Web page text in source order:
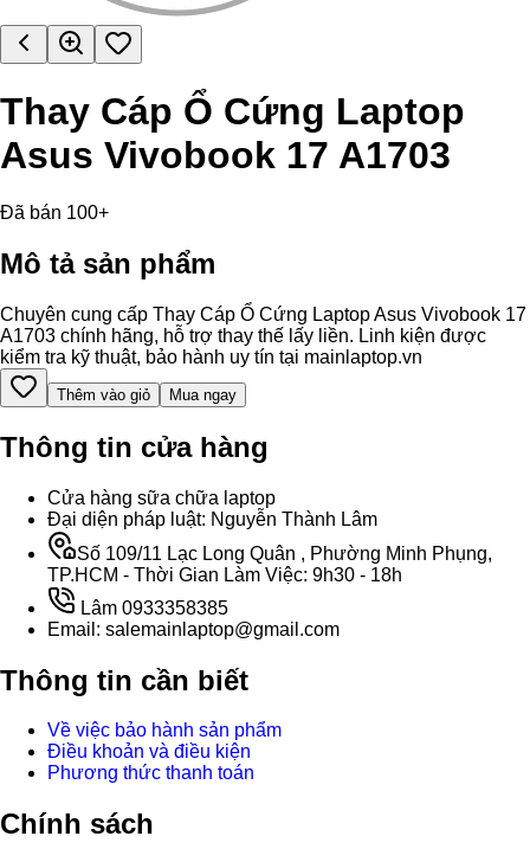
Thay Cáp Ổ Cứng Laptop
Asus Vivobook 17 A1703
Đã bán 100+
Mô tả sản phẩm
Chuyên cung cấp Thay Cáp Ổ Cứng Laptop Asus Vivobook 17
A1703 chính hãng, hỗ trợ thay thế lấy liền. Linh kiện được
kiểm tra kỹ thuật, bảo hành uy tín tại mainlaptop.vn
Thêm vào giỏ Mua ngay
Thông tin cửa hàng
Cửa hàng sữa chữa laptop
Đại diện pháp luật: Nguyễn Thành Lâm
Số 109/11 Lạc Long Quân , Phường Minh Phụng,
TP.HCM - Thời Gian Làm Việc: 9h30 - 18h
Lâm 0933358385
Email: salemainlaptop@gmail.com
Thông tin cần biết
Về việc bảo hành sản phẩm
Điều khoản và điều kiện
Phương thức thanh toán
Chính sách